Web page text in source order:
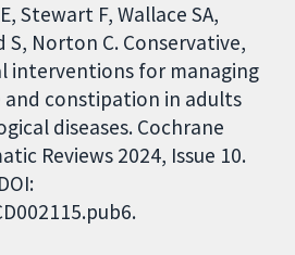
Stewart F, Wallace SA,
S, Norton C. Conservative,
interventions for managing
constipation in adults
diseases. Cochrane
Reviews 2024, Issue 10.